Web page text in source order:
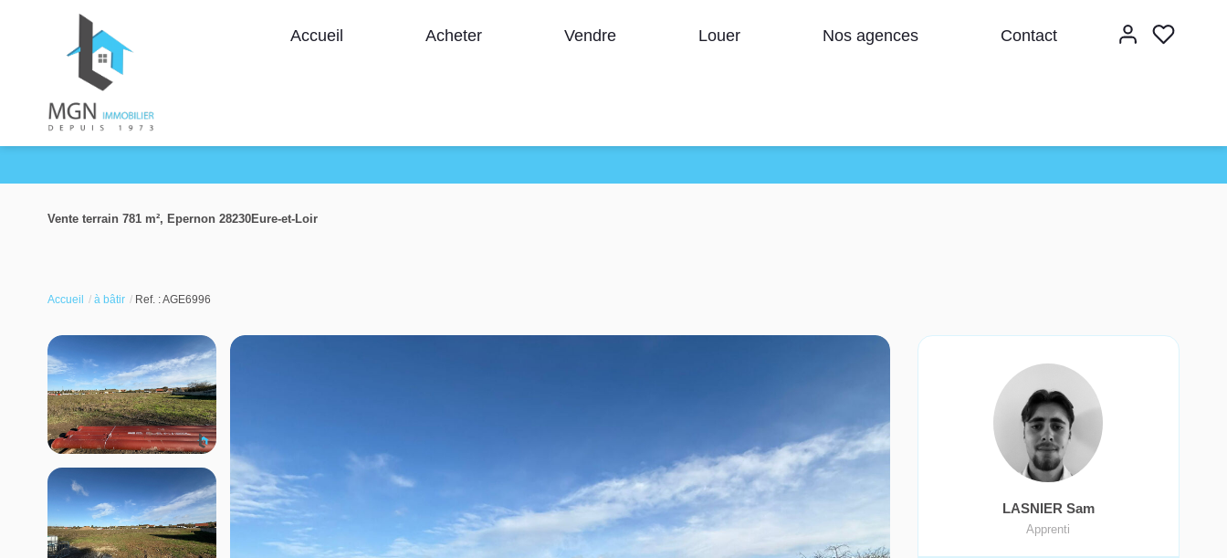
Accueil Acheter Vendre Louer Nos agences Contact
Vente terrain 781 m², Epernon 28230Eure-et-Loir
Accueil à bâtir Ref. : AGE6996
LASNIER Sam
Apprenti